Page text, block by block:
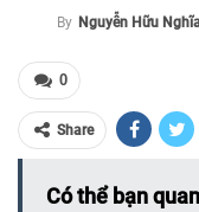
By Nguyễn Hữu
0
Share
Có thể bạn